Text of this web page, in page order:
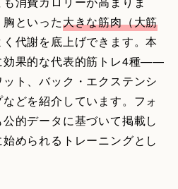
といった大きな筋肉（大筋
代謝を底上げできます。本
効果的な代表的筋トレ4種——
ト、バック・エクステンシ
どを紹介しています。フォ
的データに基づいて掲載し
められるトレーニングとし